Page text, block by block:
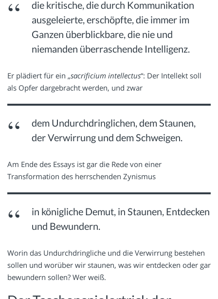
die kritische, die durch Kommunikation
ausgeleierte, erschöpfte, die immer im
Ganzen überblickbare, die nie und
niemanden überraschende Intelligenz.
Er plädiert für ein „sacrificium intellectus“: Der Intellekt soll
als Opfer dargebracht werden, und zwar
dem Undurchdringlichen, dem Staunen,
der Verwirrung und dem Schweigen.
Am Ende des Essays ist gar die Rede von einer
Transformation des herrschenden Zynismus
in königliche Demut, in Staunen, Entdecken
und Bewundern.
Worin das Undurchdringliche und die Verwirrung bestehen
sollen und worüber wir staunen, was wir entdecken oder gar
bewundern sollen? Wer weiß.